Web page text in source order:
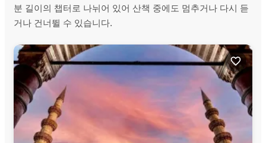
분 길이의 챕터로 나뉘어 있어 산책 중에도 멈추거나 다시 듣
거나 건너뛸 수 있습니다.